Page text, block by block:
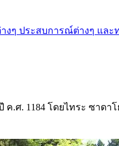
งๆ ประสบการณ์ต่างๆ และ
ค.ศ. 1184 โดยไทระ ซาดา